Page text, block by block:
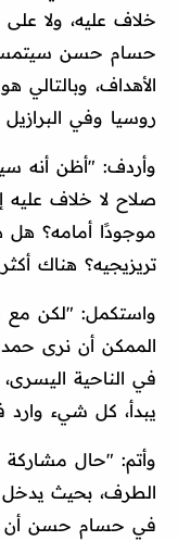
خلاف عليه، ولا
حسام حسن سيتمسك
الأهداف،
روسيا وفي
صلاح لا خلاف عليه
موجودًا أمامه؟
تريزيجيه؟ هناك
واستكمل: "لكن مع
الممكن أن نرى
في الناحية
يبدأ، كل شيء وارد
وأتم: "حال
الطرف، بحيث
في حسام حسن أن